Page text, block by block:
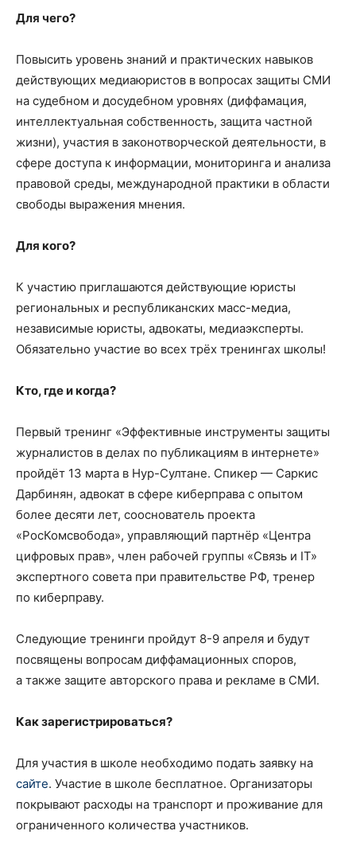
Для чего?
Повысить уровень знаний и практических навыков
действующих медиаюристов в вопросах защиты СМИ
на судебном и досудебном уровнях (диффамация,
интеллектуальная собственность, защита частной
жизни), участия в законотворческой деятельности, в
сфере доступа к информации, мониторинга и анализа
правовой среды, международной практики в области
свободы выражения мнения.
Для кого?
К участию приглашаются действующие юристы
региональных и республиканских масс-медиа,
независимые юристы, адвокаты, медиаэксперты.
Обязательно участие во всех трёх тренингах школы!
Кто, где и когда?
Первый тренинг «Эффективные инструменты защиты
журналистов в делах по публикациям в интернете»
пройдёт 13 марта в Нур-Султане. Спикер — Саркис
Дарбинян, адвокат в сфере киберправа с опытом
более десяти лет, сооснователь проекта
«РосКомсвобода», управляющий партнёр «Центра
цифровых прав», член рабочей группы «Связь и IT»
экспертного совета при правительстве РФ, тренер
по киберправу.
Следующие тренинги пройдут 8-9 апреля и будут
посвящены вопросам диффамационных споров,
а также защите авторского права и рекламе в СМИ.
Как зарегистрироваться?
Для участия в школе необходимо подать заявку на
сайте. Участие в школе бесплатное. Организаторы
покрывают расходы на транспорт и проживание для
ограниченного количества участников.